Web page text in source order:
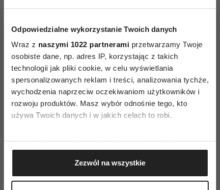
Odpowiedzialne wykorzystanie Twoich danych
Wraz z naszymi 1022 partnerami przetwarzamy Twoje
osobiste dane, np. adres IP, korzystając z takich
technologii jak pliki cookie, w celu wyświetlania
spersonalizowanych reklam i treści, analizowania tychże,
wychodzenia naprzeciw oczekiwaniom użytkowników i
rozwoju produktów. Masz wybór odnośnie tego, kto
używa Twoich danych i w jakich celach to robi.
Gromadzić dane dotyczące Twojej lokalizacji
geograficznej z dokładnością nawet do kilku metrów
Identyfikować Twoje urządzenie, aktywnie
Zezwól na wszystkie
WYDANIE DRUKOWANE
E-WYDANIE